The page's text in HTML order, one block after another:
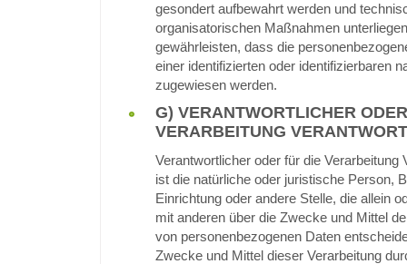
gesondert aufbewahrt werden und
organisatorischen Maßnahmen
gewährleisten, dass die
einer identifizierten oder identifizierbaren
zugewiesen werden.
G) VERANTWORTLICHER
VERARBEITUNG
Verantwortlicher oder für die Verarbeitung
ist die natürliche oder juristische Person,
Einrichtung oder andere Stelle, die allein
mit anderen über die Zwecke und Mittel
von personenbezogenen Daten
Zwecke und Mittel dieser Verarbeitung